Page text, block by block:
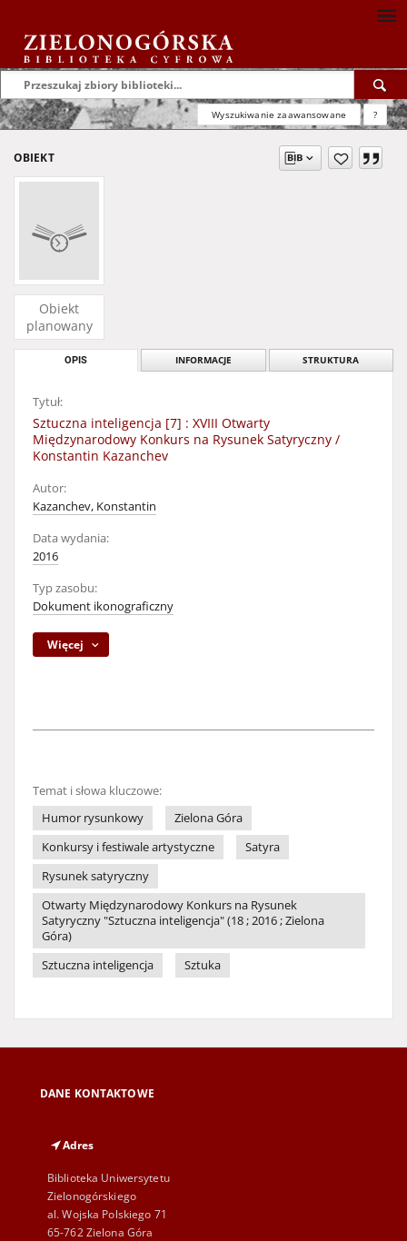
Wyszukiwanie zaawansowane ?
OBIEKT
Obiekt
planowany
OPIS INFORMACJE STRUKTURA
Tytuł:
Sztuczna inteligencja [7] : XVIII Otwarty
Międzynarodowy Konkurs na Rysunek Satyryczny /
Konstantin Kazanchev
Autor:
Kazanchev, Konstantin
Data wydania:
2016
Typ zasobu:
Dokument ikonograficzny
Więcej
Temat i słowa kluczowe:
Humor rysunkowy
Zielona Góra
Konkursy i festiwale artystyczne
Satyra
Rysunek satyryczny
Otwarty Międzynarodowy Konkurs na Rysunek
Satyryczny "Sztuczna inteligencja" (18 ; 2016 ; Zielona
Góra)
Sztuczna inteligencja
Sztuka
DANE KONTAKTOWE
Adres
Biblioteka Uniwersytetu
Zielonogórskiego
al. Wojska Polskiego 71
65-762 Zielona Góra